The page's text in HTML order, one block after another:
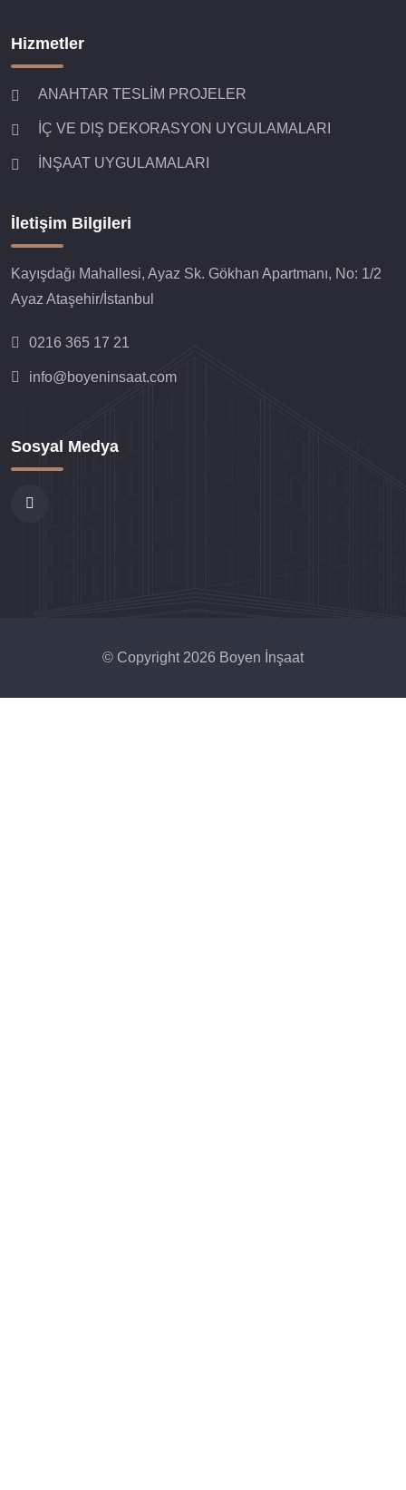
Hizmetler
ANAHTAR TESLİM PROJELER
İÇ VE DIŞ DEKORASYON UYGULAMALARI
İNŞAAT UYGULAMALARI
İletişim Bilgileri
Kayışdağı Mahallesi, Ayaz Sk. Gökhan Apartmanı, No: 1/2
Ayaz Ataşehir/İstanbul
0216 365 17 21
info@boyeninsaat.com
Sosyal Medya
© Copyright 2026 Boyen İnşaat